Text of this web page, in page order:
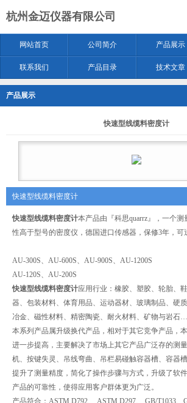
杭州金迈仪器有限公司
网站首页 公司简介 产品展示
联系我们 产品目录 技术文章
产品展示
快速型线缆料密度计
快速型线缆料密度计
快速型线缆料密度计本产品由『科思quarrz』，一个
性高于型号的密度仪，德国进口传感器，保修3年，可
AU-300S、AU-600S、AU-900S、AU-1200S
AU-120S、AU-200S
快速型线缆料密度计应用行业：橡胶、塑胶、轮胎、
器、包装材料、体育用品、运动器材、玻璃制品、硬
冶金、磁性材料、精密陶瓷、耐火材料、矿物与岩石…
本系列产品属升级换代产品，相对于其它竞争产品，
进一步提高，主要解决了市场上其它产品广泛存的测
机、按键失灵、吊线弯曲、吊栏易碰触容器槽、容器
提升了测量精度，简化了操作步骤与方式，升级了软
产品的可靠性，使得应用客户群体更为广泛。
产品符合：ASTM D792、 ASTM D297、 GB/T1033、